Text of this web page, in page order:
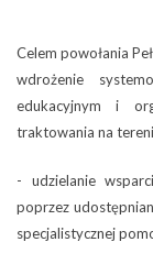
Celem powołania
wdrożenie
edukacyjnym i
traktowania na
- udzielanie
poprzez
specjalistycznej